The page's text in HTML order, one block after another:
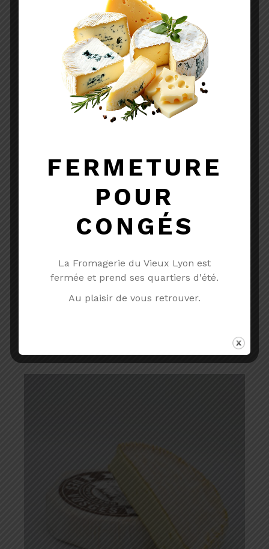
A partir de6.75
PIERRE DORÉE
FERMETURE
POUR
CONGÉS
La Fromagerie du Vieux Lyon est
fermée et prend ses quartiers d'été.
Au plaisir de vous retrouver.